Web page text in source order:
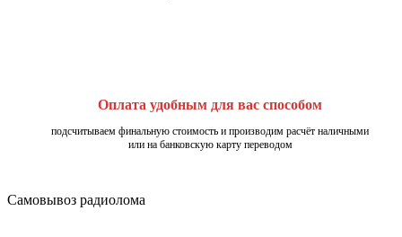
Оплата удобным для вас способом
подсчитываем финальную стоимость и производим расчёт наличными
или на банковскую карту переводом
Самовывоз радиолома